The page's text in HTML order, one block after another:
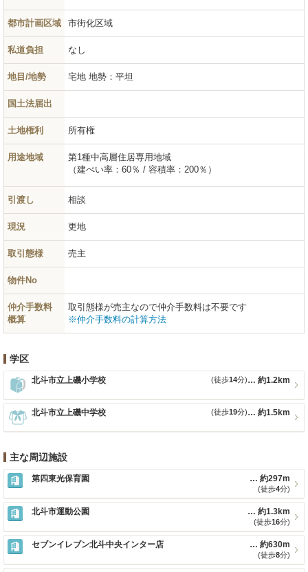
都市計画区域 市街化区域
私道負担 なし
地目/地勢 宅地 地勢：平坦
国土法届出
土地権利 所有権
用途地域
第1種中高層住居専用地域
（建ぺい率：60％ / 容積率：200％）
引渡し 相談
現況 更地
取引態様 売主
物件No
仲介手数料
概算
取引態様が売主なので仲介手数料は不要です
※仲介手数料の計算方法
学区
北斗市立上磯小学校 約1.2km
(徒歩14分)
北斗市立上磯中学校 約1.5km
(徒歩19分)
主な周辺施設
第四東光保育園 約297m
(徒歩4分)
北斗市運動公園 約1.3km
(徒歩16分)
セブンイレブン北斗中央インター店 約630m
(徒歩8分)